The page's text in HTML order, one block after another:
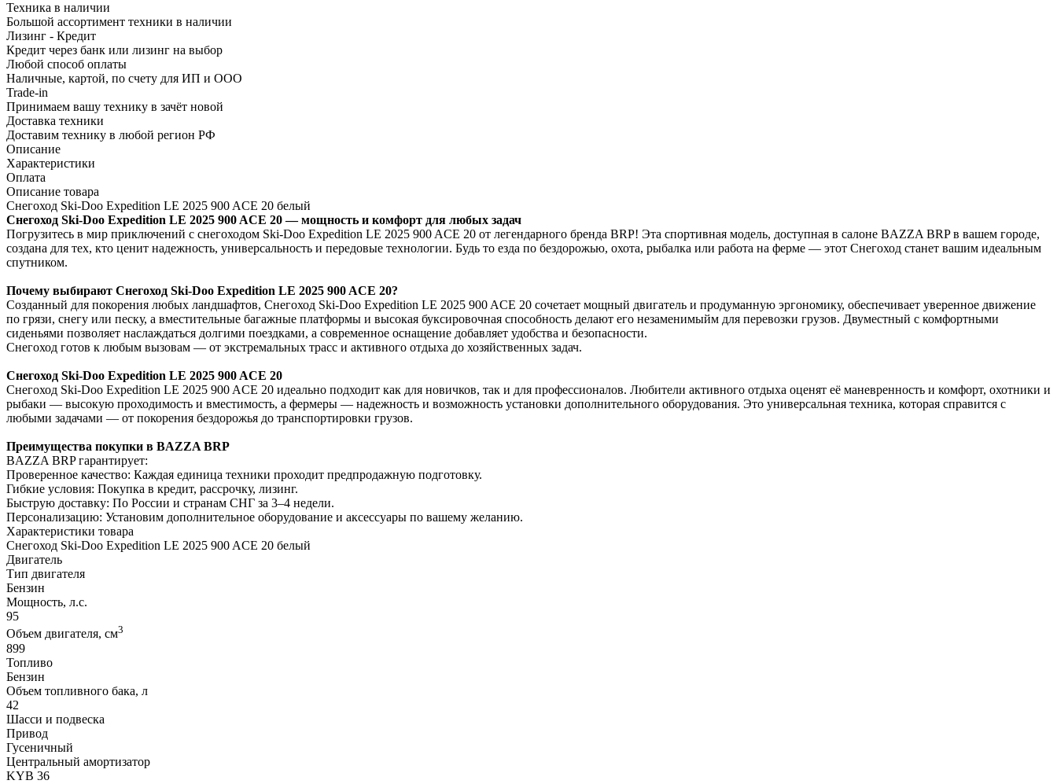
Техника в наличии
Большой ассортимент техники в наличии
Лизинг - Кредит
Кредит через банк или лизинг на выбор
Любой способ оплаты
Наличные, картой, по счету для ИП и ООО
Trade-in
Принимаем вашу технику в зачёт новой
Доставка техники
Доставим технику в любой регион РФ
Описание
Характеристики
Оплата
Описание товара
Снегоход Ski-Doo Expedition LE 2025 900 ACE 20 белый
Снегоход Ski-Doo Expedition LE 2025 900 ACE 20 — мощность и комфорт для любых задач
Погрузитесь в мир приключений с снегоходом Ski-Doo Expedition LE 2025 900 ACE 20 от легендарного бренда BRP! Эта спортивная модель, доступная в салоне BAZZA BRP в вашем городе,
создана для тех, кто ценит надежность, универсальность и передовые технологии. Будь то езда по бездорожью, охота, рыбалка или работа на ферме — этот Снегоход станет вашим идеальным
спутником.
Почему выбирают Снегоход Ski-Doo Expedition LE 2025 900 ACE 20?
Созданный для покорения любых ландшафтов, Снегоход Ski-Doo Expedition LE 2025 900 ACE 20 сочетает мощный двигатель и продуманную эргономику, обеспечивает уверенное движение
по грязи, снегу или песку, а вместительные багажные платформы и высокая буксировочная способность делают его незаменимыйм для перевозки грузов. Двуместный с комфортными
сиденьями позволяет наслаждаться долгими поездками, а современное оснащение добавляет удобства и безопасности.
Снегоход готов к любым вызовам — от экстремальных трасс и активного отдыха до хозяйственных задач.
Снегоход Ski-Doo Expedition LE 2025 900 ACE 20
Снегоход Ski-Doo Expedition LE 2025 900 ACE 20 идеально подходит как для новичков, так и для профессионалов. Любители активного отдыха оценят её маневренность и комфорт, охотники и
рыбаки — высокую проходимость и вместимость, а фермеры — надежность и возможность установки дополнительного оборудования. Это универсальная техника, которая справится с
любыми задачами — от покорения бездорожья до транспортировки грузов.
Преимущества покупки в BAZZA BRP
BAZZA BRP гарантирует:
Проверенное качество: Каждая единица техники проходит предпродажную подготовку.
Гибкие условия: Покупка в кредит, рассрочку, лизинг.
Быструю доставку: По России и странам СНГ за 3–4 недели.
Персонализацию: Установим дополнительное оборудование и аксессуары по вашему желанию.
Характеристики товара
Снегоход Ski-Doo Expedition LE 2025 900 ACE 20 белый
Двигатель
Тип двигателя
Бензин
Мощность, л.с.
95
Объем двигателя, см3
899
Топливо
Бензин
Объем топливного бака, л
42
Шасси и подвеска
Привод
Гусеничный
Центральный амортизатор
KYB 36